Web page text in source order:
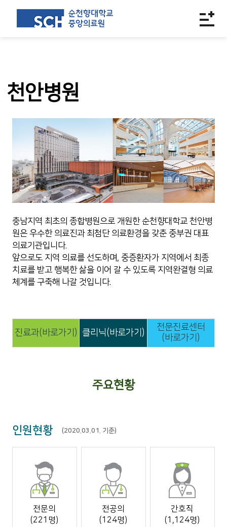
천안병원
충남지역 최초의 종합병원으로 개원한 순천향대학교 천안병
원은 우수한 의료진과 최첨단 의료환경을 갖춘 중부권 대표
의료기관입니다.
앞으로도 지역 의료를 선도하며, 중증환자가 지역에서 최종
치료를 받고 행복한 삶을 이어 갈 수 있도록 지역완결형 의료
체계를 구축해 나갈 것입니다.
진료과(바로가기) 클리닉(바로가기)
전문진료센터
(바로가기)
주요현황
인원현황 (2020.03.01. 기준)
전문의
(221명)
전공의
(124명)
간호직
(1,124명)